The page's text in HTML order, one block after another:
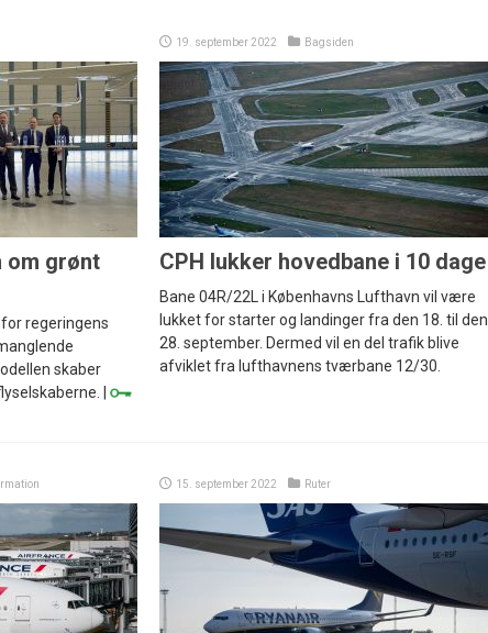
om grønt
regeringens
skaber
|
19. september 2022 Bagsiden
CPH lukker hovedbane i 10 dage
Bane 04R/22L i Københavns Lufthavn vil være
lukket for starter og landinger fra den 18. til den
28. september. Dermed vil en del trafik blive
afviklet fra lufthavnens tværbane 12/30.
15. september 2022 Ruter